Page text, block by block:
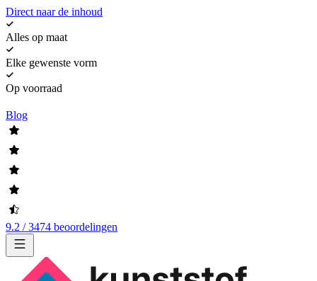
Direct naar de inhoud
Alles op maat
Elke gewenste vorm
Op voorraad
Blog
9.2 / 3474 beoordelingen